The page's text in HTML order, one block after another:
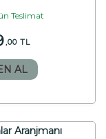
Teslimat
,00 TL
AL
Aranjmanı